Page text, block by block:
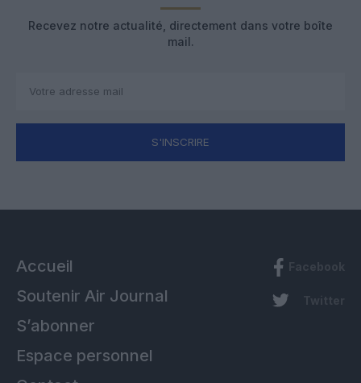
Recevez notre actualité, directement dans votre boîte
mail.
S'INSCRIRE
Accueil
Soutenir Air Journal
S’abonner
Espace personnel